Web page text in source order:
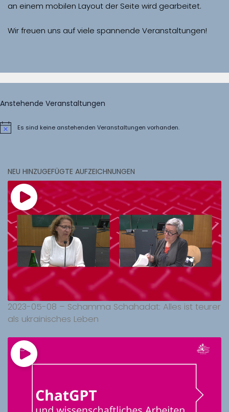
Wir freuen uns auf viele spannende Veranstaltungen!
Anstehende Veranstaltungen
HinweisEs sind keine anstehenden Veranstaltungen vorhanden.
NEU HINZUGEFÜGTE AUFZEICHNUNGEN
2023-05-08 – Schamma Schahadat: Alles ist teurer
als ukrainisches Leben